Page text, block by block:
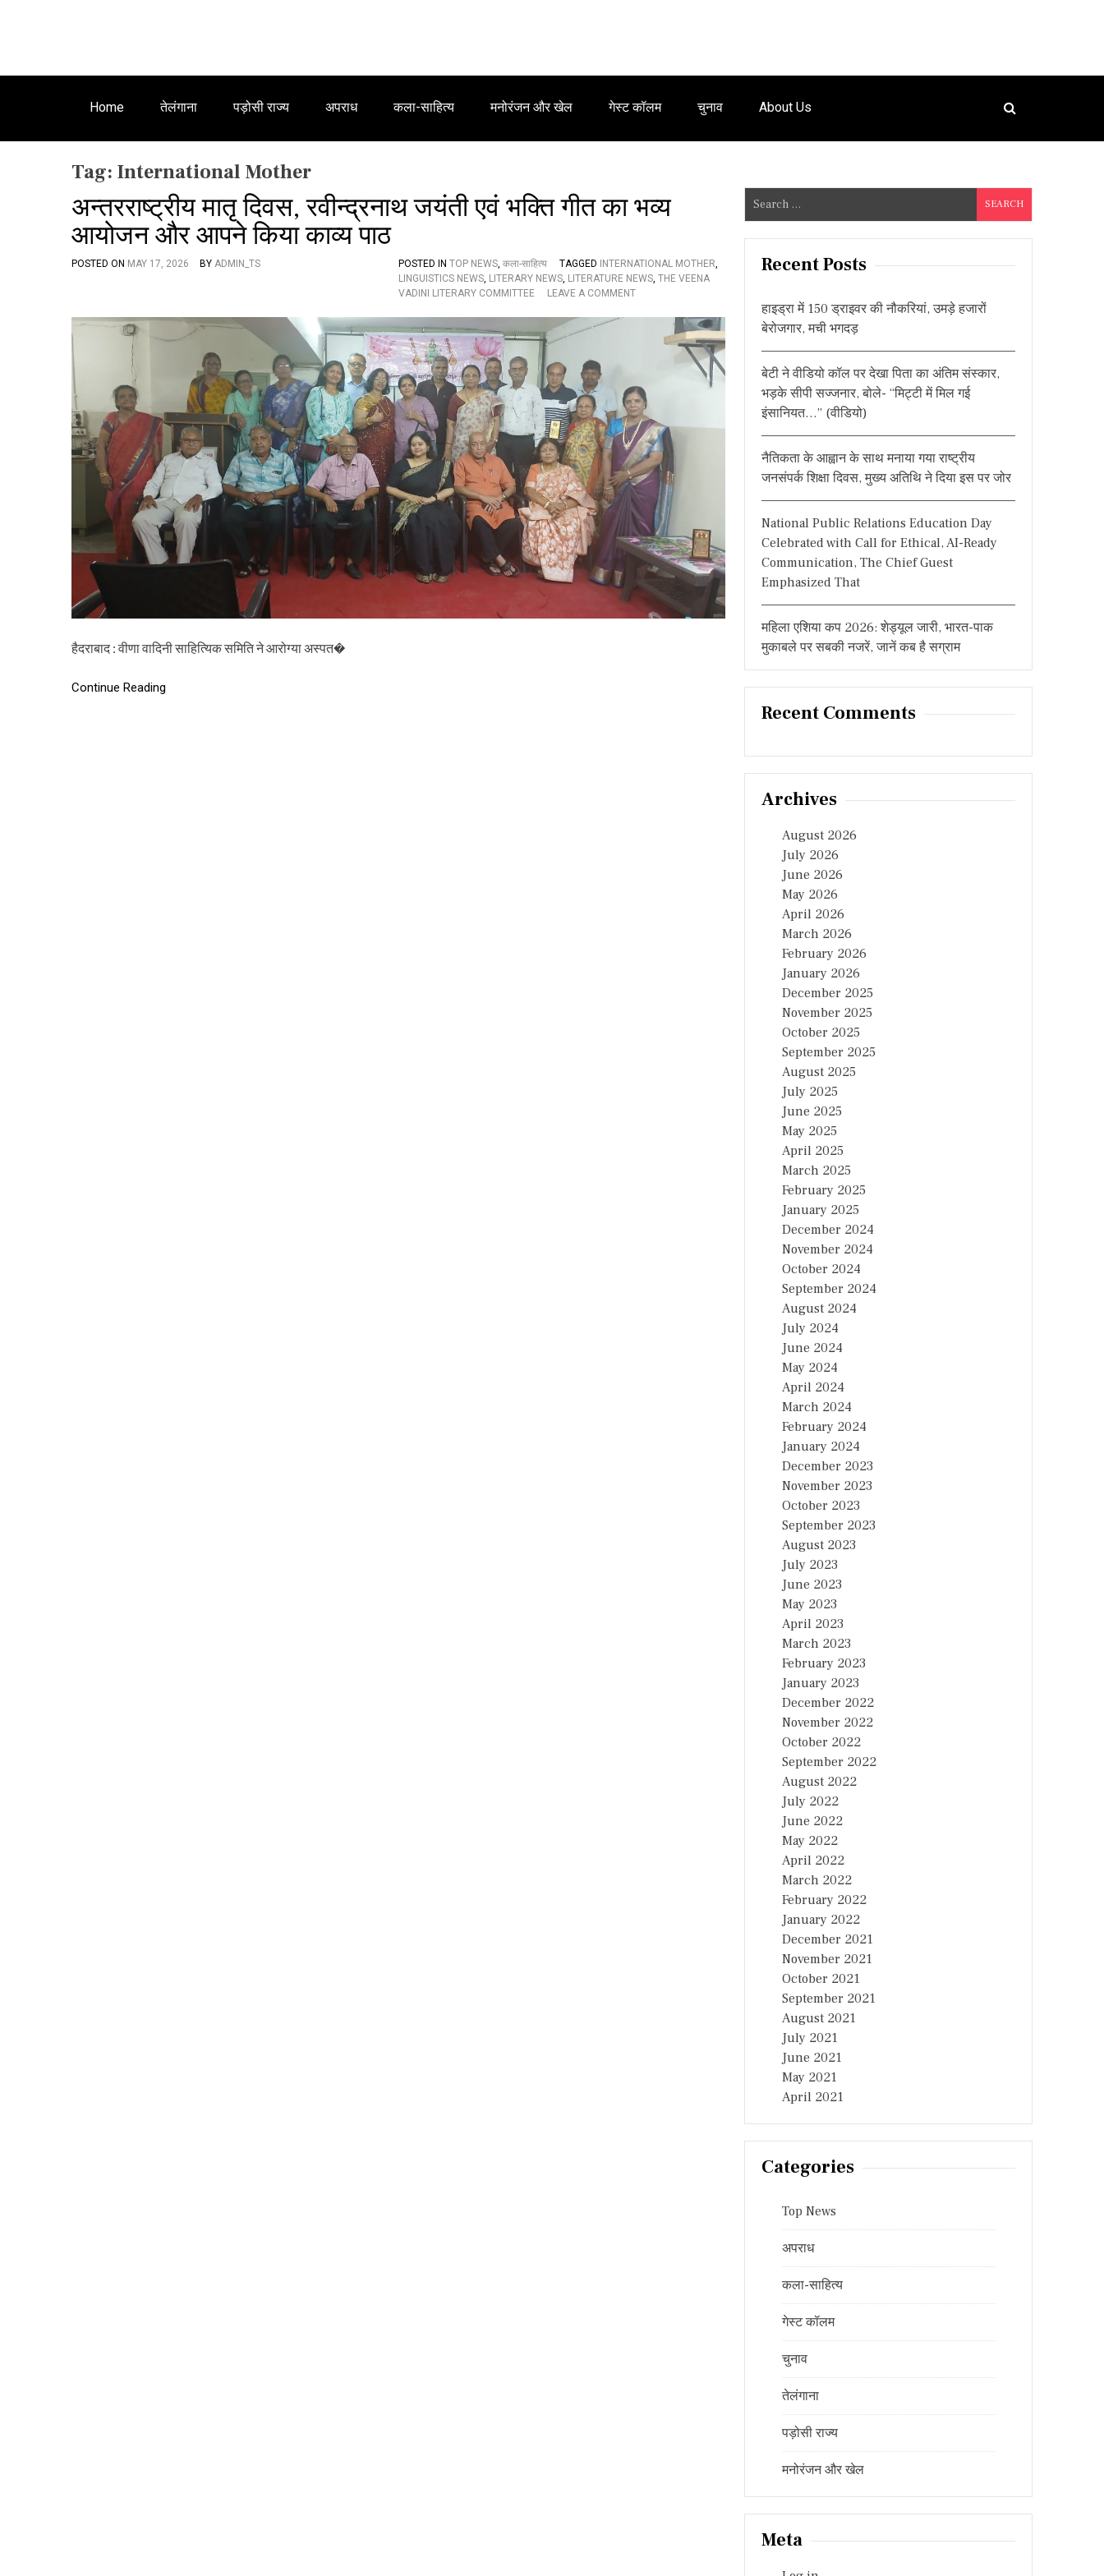
Home तेलंगाना पड़ोसी राज्य अपराध कला-साहित्य मनोरंजन और खेल गेस्ट कॉलम चुनाव About Us
Tag: International Mother
अन्तरराष्ट्रीय मातृ दिवस, रवीन्द्रनाथ जयंती एवं भक्ति गीत का भव्य
आयोजन और आपने किया काव्य पाठ
POSTED ON MAY 17, 2026 BY ADMIN_TS POSTED IN TOP NEWS, कला-साहित्य TAGGED INTERNATIONAL MOTHER,
LINGUISTICS NEWS, LITERARY NEWS, LITERATURE NEWS, THE VEENA
VADINI LITERARY COMMITTEE
LEAVE A COMMENTO
य
मा
तृ
दि
व
स
,
र
वी
न्द्र
ना
थ
यं
ती
ए
हैदराबाद : वीणा वादिनी साहित्यिक समिति ने आरोग्या अस्पत�
Continue Reading
e
a
Recent Posts
हाइड्रा में 150 ड्राइवर की नौकरियां, उमड़े हजारों
बेरोजगार, मची भगदड़
बेटी ने वीडियो कॉल पर देखा पिता का अंतिम संस्कार,
भड़के सीपी सज्जनार, बोले- “मिट्टी में मिल गई
इंसानियत…” (वीडियो)
नैतिकता के आह्वान के साथ मनाया गया राष्ट्रीय
जनसंपर्क शिक्षा दिवस, मुख्य अतिथि ने दिया इस पर जोर
National Public Relations Education Day
Celebrated with Call for Ethical, AI-Ready
Communication, The Chief Guest
Emphasized That
महिला एशिया कप 2026: शेड्यूल जारी, भारत-पाक
मुकाबले पर सबकी नजरें, जानें कब है सग्राम
Recent Comments
Archives
August 2026
July 2026
June 2026
May 2026
April 2026
March 2026
February 2026
January 2026
December 2025
November 2025
October 2025
September 2025
August 2025
July 2025
June 2025
May 2025
April 2025
March 2025
February 2025
January 2025
December 2024
November 2024
October 2024
September 2024
August 2024
July 2024
June 2024
May 2024
April 2024
March 2024
February 2024
January 2024
December 2023
November 2023
October 2023
September 2023
August 2023
July 2023
June 2023
May 2023
April 2023
March 2023
February 2023
January 2023
December 2022
November 2022
October 2022
September 2022
August 2022
July 2022
June 2022
May 2022
April 2022
March 2022
February 2022
January 2022
December 2021
November 2021
October 2021
September 2021
August 2021
July 2021
June 2021
May 2021
April 2021
Categories
Top News
अपराध
कला-साहित्य
गेस्ट कॉलम
चुनाव
तेलंगाना
पड़ोसी राज्य
मनोरंजन और खेल
Meta